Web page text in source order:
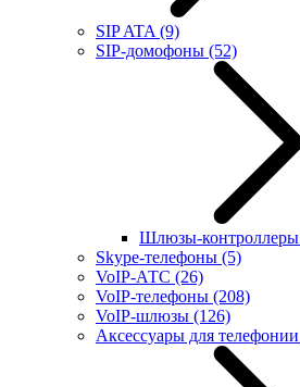
SIP ATA (9)
SIP-домофоны (52)
Шлюзы-контроллеры
Skype-телефоны (5)
VoIP-АТС (26)
VoIP-телефоны (208)
VoIP-шлюзы (126)
Аксессуары для телефонии